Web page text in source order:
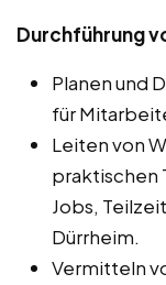
Durchführung
Planen und
für
Leiten von
praktischen
Jobs,
Dürrheim.
Vermitteln